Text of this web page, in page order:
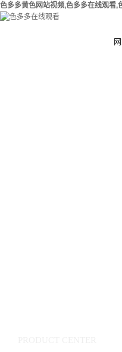
色多多黄色网站视频,色多多在线观看